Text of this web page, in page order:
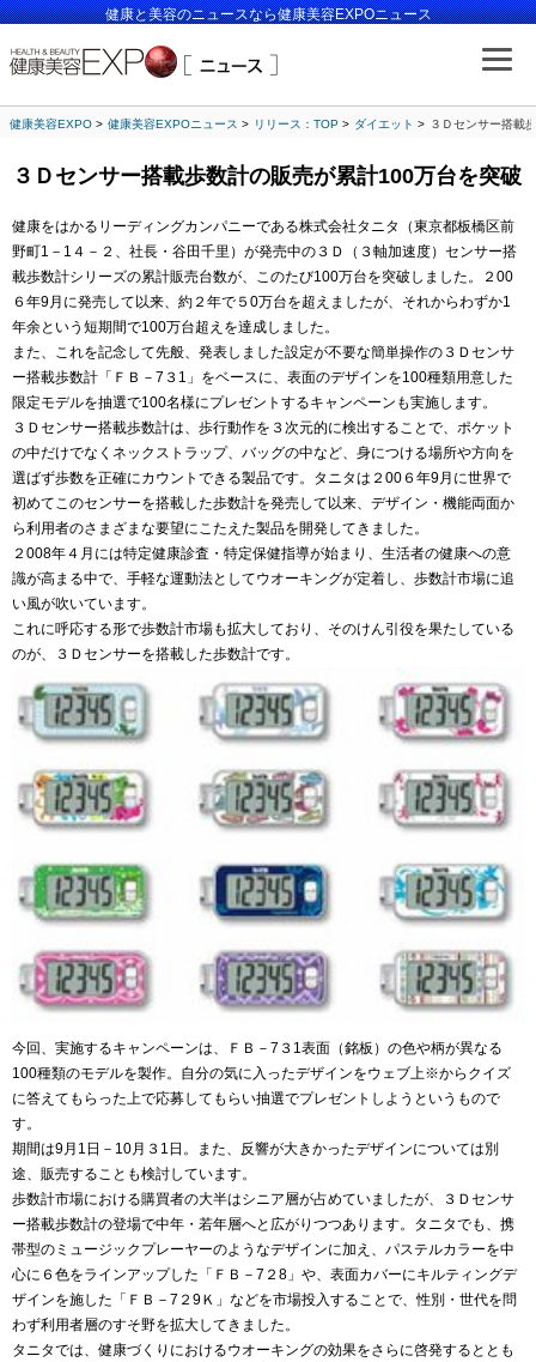
健康と美容のニュースなら健康美容EXPOニュース
健康美容EXPO 健康美容EXPOニュース リリース：TOP ダイエット ３Ｄセンサー搭載
３Ｄセンサー搭載歩数計の販売が累計100万台を突破
健康をはかるリーディングカンパニーである株式会社タニタ（東京都板橋区前
野町1－1４－２、社長・谷田千里）が発売中の３Ｄ（３軸加速度）センサー搭
載歩数計シリーズの累計販売台数が、このたび100万台を突破しました。２00
６年9月に発売して以来、約２年で５0万台を超えましたが、それからわずか1
年余という短期間で100万台超えを達成しました。
また、これを記念して先般、発表しました設定が不要な簡単操作の３Ｄセンサ
ー搭載歩数計「ＦＢ－7３1」をベースに、表面のデザインを100種類用意した
限定モデルを抽選で100名様にプレゼントするキャンペーンも実施します。
３Ｄセンサー搭載歩数計は、歩行動作を３次元的に検出することで、ポケット
の中だけでなくネックストラップ、バッグの中など、身につける場所や方向を
選ばず歩数を正確にカウントできる製品です。タニタは２00６年9月に世界で
初めてこのセンサーを搭載した歩数計を発売して以来、デザイン・機能両面か
ら利用者のさまざまな要望にこたえた製品を開発してきました。
２008年４月には特定健康診査・特定保健指導が始まり、生活者の健康への意
識が高まる中で、手軽な運動法としてウオーキングが定着し、歩数計市場に追
い風が吹いています。
これに呼応する形で歩数計市場も拡大しており、そのけん引役を果たしている
のが、３Ｄセンサーを搭載した歩数計です。
今回、実施するキャンペーンは、ＦＢ－7３1表面（銘板）の色や柄が異なる
100種類のモデルを製作。自分の気に入ったデザインをウェブ上※からクイズ
に答えてもらった上で応募してもらい抽選でプレゼントしようというもので
す。
期間は9月1日－10月３1日。また、反響が大きかったデザインについては別
途、販売することも検討しています。
歩数計市場における購買者の大半はシニア層が占めていましたが、３Ｄセンサ
ー搭載歩数計の登場で中年・若年層へと広がりつつあります。タニタでも、携
帯型のミュージックプレーヤーのようなデザインに加え、パステルカラーを中
心に６色をラインアップした「ＦＢ－7２8」や、表面カバーにキルティングデ
ザインを施した「ＦＢ－7２9Ｋ」などを市場投入することで、性別・世代を問
わず利用者層のすそ野を拡大してきました。
タニタでは、健康づくりにおけるウオーキングの効果をさらに啓発するととも